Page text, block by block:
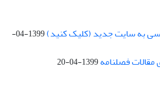
به سایت جدید (کلیک کنید)
1399-04-
فصلنامه1399-04-20